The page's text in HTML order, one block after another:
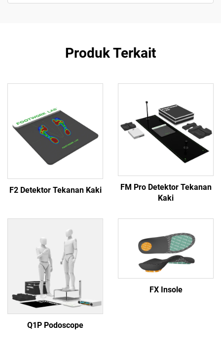
Produk Terkait
F2 Detektor Tekanan Kaki
FM Pro Detektor Tekanan
Kaki
Q1P Podoscope
FX Insole